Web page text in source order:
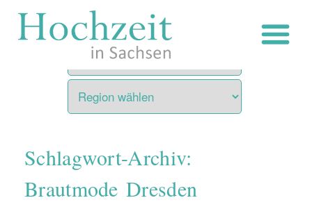
Inhalt
Schlagwort-Archiv:
Brautmode Dresden